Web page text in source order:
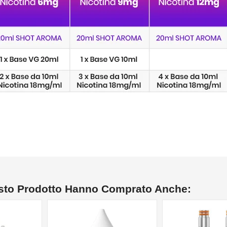
Prodotto Hanno Comprato Anche:
NON DISPONIBILE